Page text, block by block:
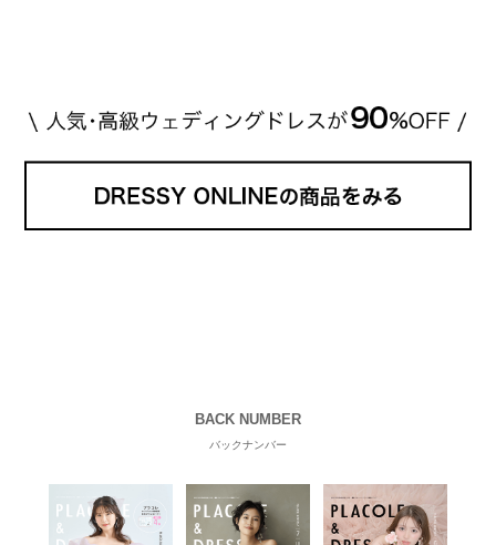
BACK NUMBER
バックナンバー